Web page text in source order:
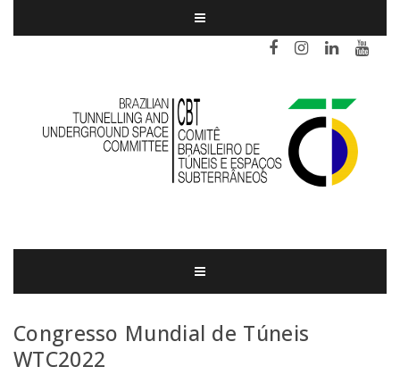
Congresso Mundial de Túneis
WTC2022